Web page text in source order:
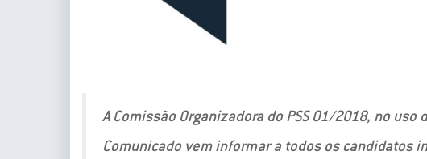
A Comissão Organizadora do PSS 01/2018, no
Comunicado vem informar a todos os candidatos